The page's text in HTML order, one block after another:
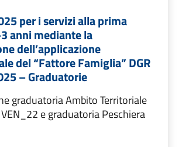
per i servizi alla prima
anni mediante la
dell’applicazione
del “Fattore Famiglia” DGR
– Graduatorie
graduatoria Ambito Territoriale
VEN_22 e graduatoria Peschiera